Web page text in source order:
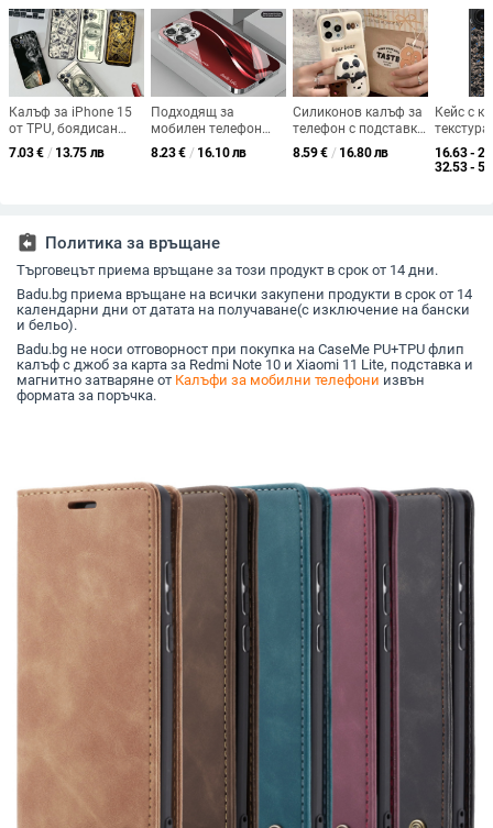
Калъф за iPhone 15
от TPU, боядисан
заден капак с дизайн
на монети, огън и
7.03€ / 13.75 лв
Подходящ за
мобилен телефон
Apple 16 с
галванизирано
модерен и лек
8.23€ / 16.10 лв
Силиконов калъф за
телефон с подставка,
в стил мечка, за
iPhone 11–15, 3D
8.59€ / 16.80 лв
Кейс с
16, 16
Max, 15
16.63 -
32.53 -
assignment_return Политика за връщане
Търговецът приема връщане за този продукт в срок от 14 дни.
Badu.bg приема връщане на всички закупени продукти в срок от 14
календарни дни от датата на получаване(с изключение на бански
и бельо).
Badu.bg не носи отговорност при покупка на CaseMe PU+TPU флип
калъф с джоб за карта за Redmi Note 10 и Xiaomi 11 Lite, подставка и
магнитно затваряне от Калъфи за мобилни телефони извън
формата за поръчка.